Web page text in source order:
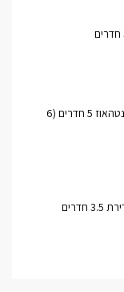
למכירה ברחוב נחל דן מיני פנטהאוז 5 חדרים (6